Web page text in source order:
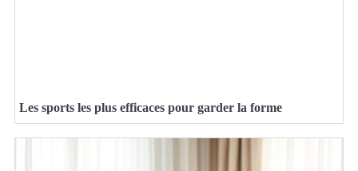
Les sports les plus efficaces pour garder la forme